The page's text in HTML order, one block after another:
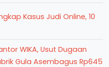
Kasus Judi Online, 10
WIKA, Usut Dugaan
Gula Asembagus Rp645